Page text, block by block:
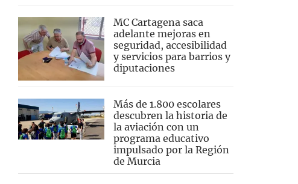
MC Cartagena saca
adelante mejoras en
seguridad, accesibilidad
y servicios para barrios y
diputaciones
Más de 1.800 escolares
descubren la historia de
la aviación con un
programa educativo
impulsado por la Región
de Murcia